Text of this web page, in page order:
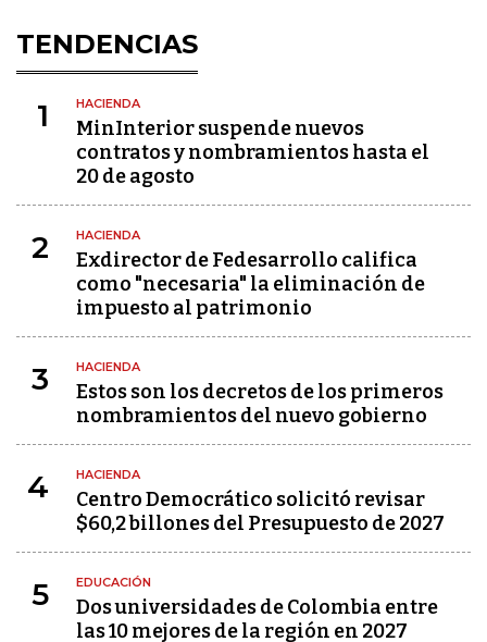
TENDENCIAS
1 HACIENDA
MinInterior suspende nuevos
contratos y nombramientos hasta el
20 de agosto
2 HACIENDA
Exdirector de Fedesarrollo califica
como "necesaria" la eliminación de
impuesto al patrimonio
3 HACIENDA
Estos son los decretos de los primeros
nombramientos del nuevo gobierno
4 HACIENDA
Centro Democrático solicitó revisar
$60,2 billones del Presupuesto de 2027
5 EDUCACIÓN
Dos universidades de Colombia entre
las 10 mejores de la región en 2027